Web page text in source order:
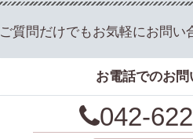
ご質問だけでもお気軽にお問い
お電話でのお問
042-